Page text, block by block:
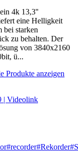
4k 13,3''
eine Helligkeit
bei starken
zu behalten. Der
von 3840x2160
ü...
Produkte anzeigen
#recorder#Rekorder